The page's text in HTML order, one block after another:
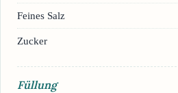
Feines Salz
Zucker
Füllung